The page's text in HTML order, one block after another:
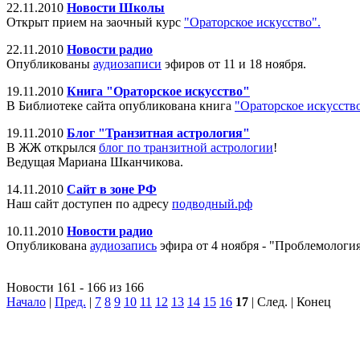
22.11.2010 Новости Школы
Открыт прием на заочный курс "Ораторское искусство".
22.11.2010 Новости радио
Опубликованы аудиозаписи эфиров от 11 и 18 ноября.
19.11.2010 Книга "Ораторское искусство"
В Библиотеке сайта опубликована книга "Ораторское
19.11.2010 Блог "Транзитная астрология"
В ЖЖ открылся блог по транзитной астрологии!
Ведущая Мариана Шканчикова.
14.11.2010 Сайт в зоне РФ
Наш сайт доступен по адресу подводный.рф
10.11.2010 Новости радио
Опубликована аудиозапись эфира от 4 ноября -
Новости 161 - 166 из 166
Начало | Пред. | 7 8 9 10 11 12 13 14 15 16 17 | След. | Конец